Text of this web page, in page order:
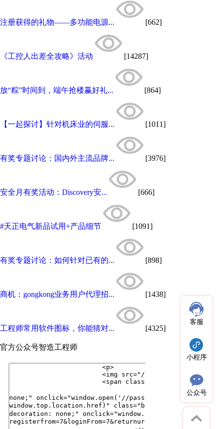
注册获得的礼物——多功能电源... [662]
《工控人出差全攻略》活动 [14287]
放“粽”时间到，端午抢楼赢好礼... [864]
【一起探讨】针对机床业的伺服... [1011]
有奖专题讨论：国内外主流品牌... [3976]
安全月有奖活动：Discovery安... [666]
#天正电气新品试用+产品细节 [1091]
有奖专题讨论：如何针对已有的... [898]
商机：gongkong业务用户代理招... [1438]
工程师常用软件图标，你能猜对... [4325]
官方公众号智造工程师
客服
小程序
公众号